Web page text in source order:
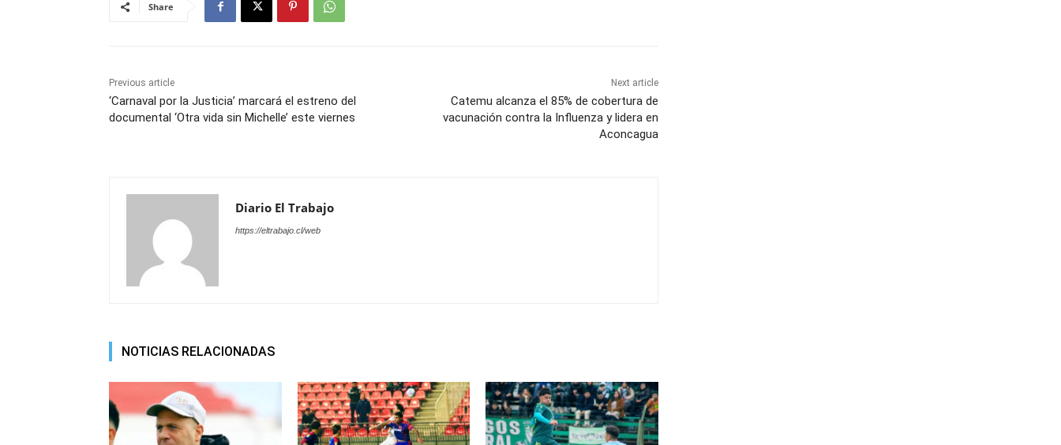
Share
Previous article
‘Carnaval por la Justicia’ marcará el estreno del
documental ‘Otra vida sin Michelle’ este viernes
Next article
Catemu alcanza el 85% de cobertura de
vacunación contra la Influenza y lidera en
Aconcagua
Diario El Trabajo
https://eltrabajo.cl/web
NOTICIAS RELACIONADAS